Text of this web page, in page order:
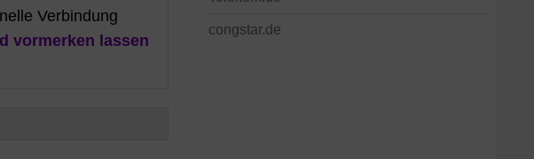
Verbindung
vormerken lassen
congstar.de